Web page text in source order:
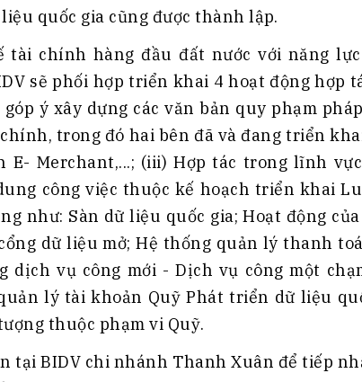
hội việc làm
TÀI SẢN TUYỂN DỤNG
quốc gia cũng được thành lập.
chính hàng đầu đất nước với năng
sẽ phối hợp triển khai 4 hoạt động hợp
góp ý xây dựng các văn bản quy phạm
trong đó hai bên đã và đang triển
E- Merchant,...; (iii) Hợp tác trong lĩnh
công việc thuộc kế hoạch triển khai
như: Sàn dữ liệu quốc gia; Hoạt động của
dữ liệu mở; Hệ thống quản lý thanh
dịch vụ công mới - Dịch vụ công một
lý tài khoản Quỹ Phát triển dữ liệu
thuộc phạm vi Quỹ.
tại BIDV chi nhánh Thanh Xuân để tiếp